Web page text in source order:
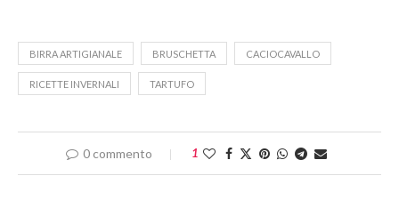
BIRRA ARTIGIANALE BRUSCHETTA CACIOCAVALLO
RICETTE INVERNALI TARTUFO
0 commento 1